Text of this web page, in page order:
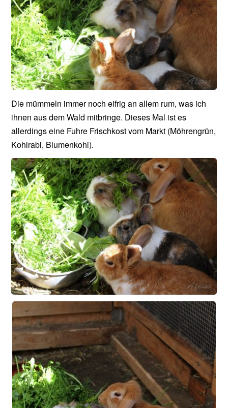
Die mümmeln immer noch eifrig an allem rum, was ich
ihnen aus dem Wald mitbringe. Dieses Mal ist es
allerdings eine Fuhre Frischkost vom Markt (Möhrengrün,
Kohlrabi, Blumenkohl).